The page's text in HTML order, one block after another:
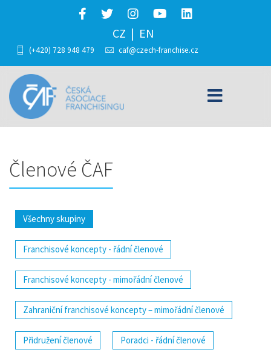
CZ EN
(+420) 728 948 479 caf@czech-franchise.cz
Členové ČAF
Všechny skupiny
Franchisové koncepty - řádní členové
Franchisové koncepty - mimořádní členové
Zahraniční franchisové koncepty – mimořádní členové
Přidružení členové Poradci - řádní členové